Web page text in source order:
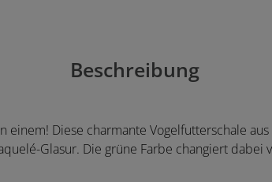
Beschreibung
einem! Diese charmante Vogelfutterschale
Glasur. Die grüne Farbe changiert dabei